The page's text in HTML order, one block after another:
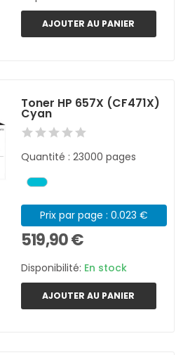
AJOUTER AU PANIER
Toner HP 657X (CF471X)
Cyan
Quantité : 23000 pages
Prix par page : 0.023 €
519,90 €
Disponibilité: En stock
AJOUTER AU PANIER